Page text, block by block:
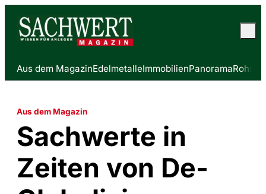
Aus dem MagazinEdelmetalleImmobilienPanorama
Aus dem Magazin
Sachwerte in
Zeiten von De-